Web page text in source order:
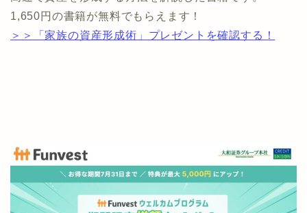
1,650円の書籍が無料でもらえます！
＞＞「家族の資産形成術」プレゼントを確認する！